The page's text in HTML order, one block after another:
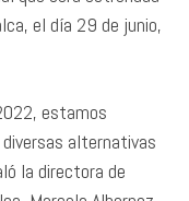
el día 29 de junio,
estamos
alternativas
la directora de